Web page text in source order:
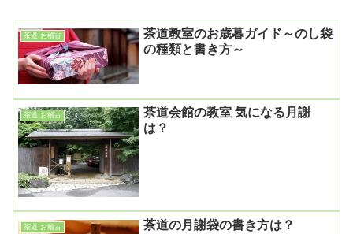
茶道 お稽古
茶道教室のお歳暮ガイド～のし袋
の種類と書き方～
茶道 お稽古
茶道会館の教室 気になる月謝
は？
茶道 お稽古 茶道の月謝袋の書き方は？